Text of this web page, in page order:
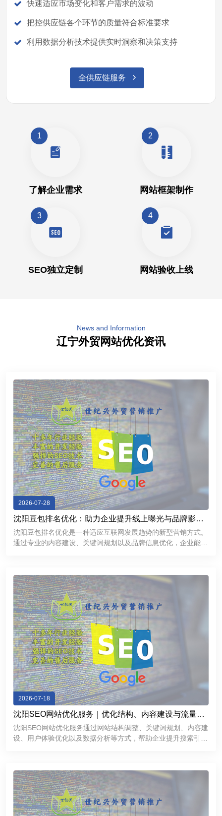
快速适应市场变化和客户需求的波动
把控供应链各个环节的质量符合标准要求
利用数据分析技术提供实时洞察和决策支持
全供应链服务
1
了解企业需求
2
网站框架制作
3
SEO独立定制
4
网站验收上线
News and Information
辽宁外贸网站优化资讯
2026-07-28
沈阳豆包排名优化：助力企业提升线上曝光与品牌影响
力
沈阳豆包排名优化是一种适应互联网发展趋势的新型营销方式。
通过专业的内容建设、关键词规划以及品牌信息优化，企业能够
2026-07-18
沈阳SEO网站优化服务｜优化结构、内容建设与流量增
长方案
沈阳SEO网站优化服务通过网站结构调整、关键词规划、内容建
设、用户体验优化以及数据分析等方式，帮助企业提升搜索引擎
度，还能够成为持